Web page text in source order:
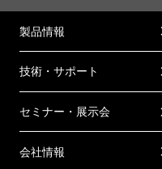
製品情報
技術・サポート
セミナー・展示会
会社情報